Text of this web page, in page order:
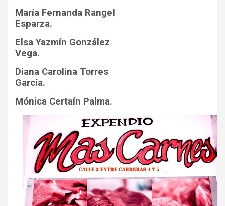
María Fernanda Rangel
Esparza.
Elsa Yazmín González
Vega.
Diana Carolina Torres
García.
Mónica Certaín Palma.